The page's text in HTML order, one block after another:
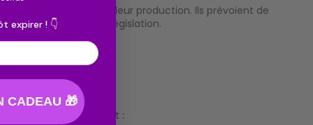
objectif d’étendre leur production. Ils prévoient de
selon l’évolution de la législation.
consolide durablement :
expirer ! 👇
CADEAU 🎁